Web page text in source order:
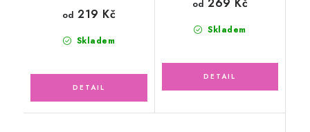
Skladem
od 219 Kč
Skladem
od